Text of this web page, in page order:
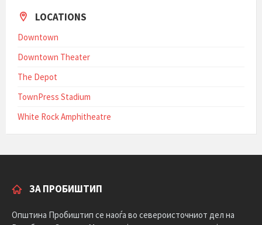
LOCATIONS
Downtown
Downtown Theater
The Depot
TownPress Stadium
White Rock Amphitheatre
ЗА ПРОБИШТИП
Општина Пробиштип се наоѓа во североисточниот дел на